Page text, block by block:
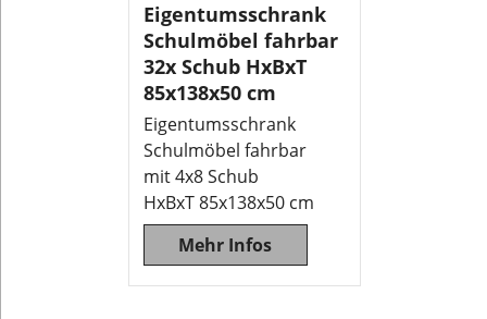
Eigentumsschrank
Schulmöbel fahrbar
32x Schub HxBxT
85x138x50 cm
Eigentumsschrank
Schulmöbel fahrbar
mit 4x8 Schub
HxBxT 85x138x50 cm
Mehr Infos